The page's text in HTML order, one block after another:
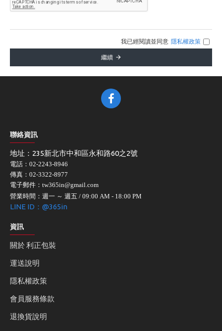
我已經閱讀並同意 隱私權政策
繼續
聯絡資訊
地址：235新北市中和區永和路60之2號
電話：02-2243-8946
傳真：02-3322-8977
電子郵件：tw365in@gmail.com
營業時間：週一 ～ 週五 / 09:00 AM - 18:00 PM
LINE ID：@365in
資訊
關於 利正包裝
運送說明
隱私權政策
會員服務條款
退換貨說明